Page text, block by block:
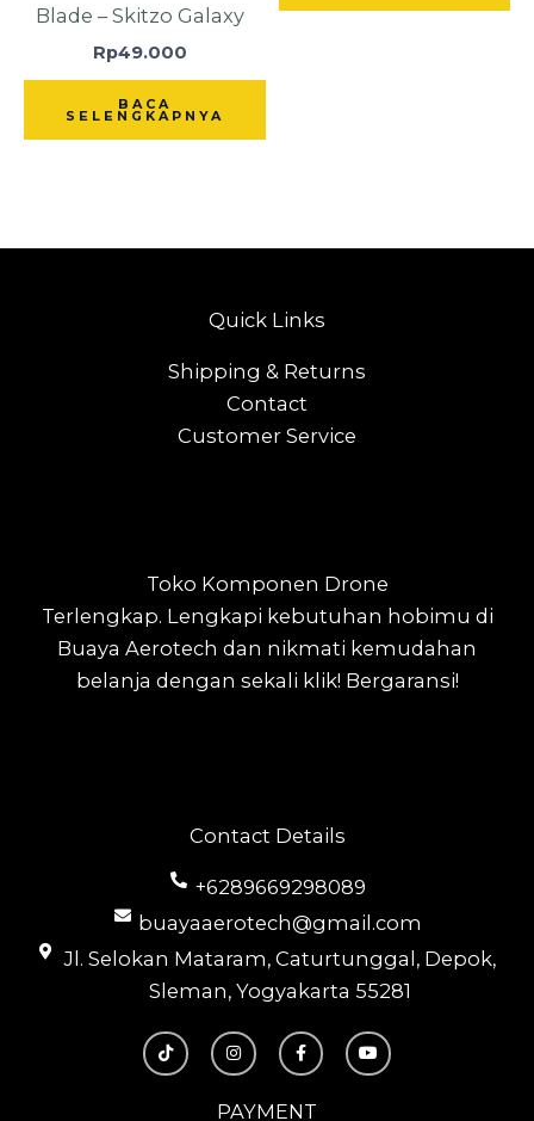
Blade – Skitzo Galaxy
Rp49.000
BACA
SELENGKAPNYA
Contact Details
+6289669298089
buayaaerotech@gmail.com
Jl. Selokan Mataram, Caturtunggal, Depok,
Sleman, Yogyakarta 55281
T
i
k
I
n
s
a
F
a
c
b
Y
o
u
PAYMENT
Toko Komponen Drone
Terlengkap. Lengkapi kebutuhan hobimu di
Buaya Aerotech dan nikmati kemudahan
belanja dengan sekali klik! Bergaransi!
Quick Links
Shipping & Returns
Contact
Customer Service